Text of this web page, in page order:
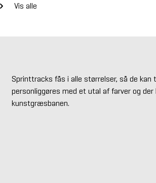
Vis alle
Sprinttracks fås i alle størrelser, så de
personliggøres med et utal af farver og
kunstgræsbanen.